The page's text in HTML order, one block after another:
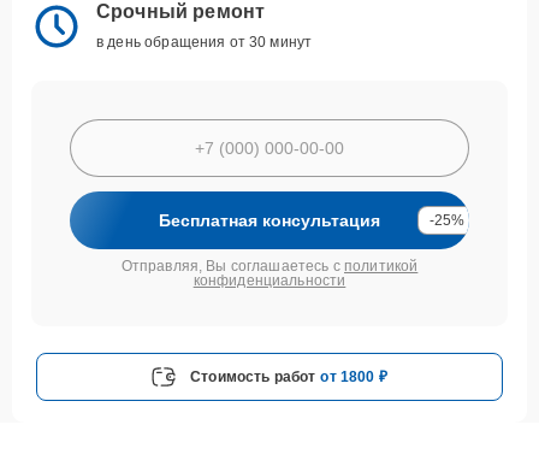
Срочный ремонт
в день обращения от 30 минут
Бесплатная консультация -25%
Отправляя, Вы соглашаетесь с политикой
конфиденциальности
Стоимость работ от 1800 ₽